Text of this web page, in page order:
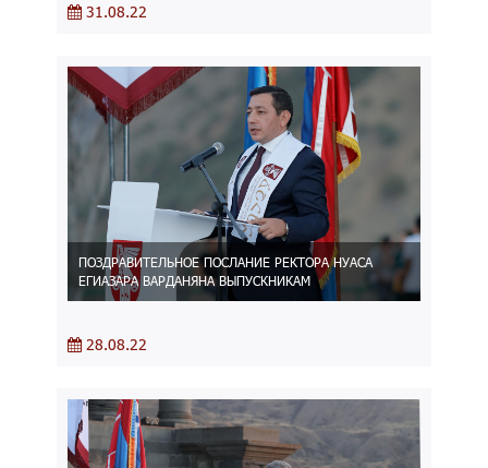
31.08.22
ПОЗДРАВИТЕЛЬНОЕ ПОСЛАНИЕ РЕКТОРА НУАСА
ЕГИАЗАРА ВАРДАНЯНА ВЫПУСКНИКАМ
28.08.22